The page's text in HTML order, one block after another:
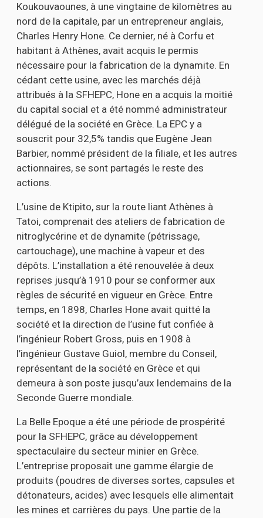
Koukouvaounes, à une vingtaine de kilomètres au
nord de la capitale, par un entrepreneur anglais,
Charles Henry Hone. Ce dernier, né à Corfu et
habitant à Athènes, avait acquis le permis
nécessaire pour la fabrication de la dynamite. En
cédant cette usine, avec les marchés déjà
attribués à la SFHEPC, Hone en a acquis la moitié
du capital social et a été nommé administrateur
délégué de la société en Grèce. La EPC y a
souscrit pour 32,5% tandis que Eugène Jean
Barbier, nommé président de la filiale, et les autres
actionnaires, se sont partagés le reste des
actions.
L’usine de Ktipito, sur la route liant Athènes à
Tatoi, comprenait des ateliers de fabrication de
nitroglycérine et de dynamite (pétrissage,
cartouchage), une machine à vapeur et des
dépôts. L’installation a été renouvelée à deux
reprises jusqu’à 1910 pour se conformer aux
règles de sécurité en vigueur en Grèce. Entre
temps, en 1898, Charles Hone avait quitté la
société et la direction de l’usine fut confiée à
l’ingénieur Robert Gross, puis en 1908 à
l’ingénieur Gustave Guiol, membre du Conseil,
représentant de la société en Grèce et qui
demeura à son poste jusqu’aux lendemains de la
Seconde Guerre mondiale.
La Belle Epoque a été une période de prospérité
pour la SFHEPC, grâce au développement
spectaculaire du secteur minier en Grèce.
L’entreprise proposait une gamme élargie de
produits (poudres de diverses sortes, capsules et
détonateurs, acides) avec lesquels elle alimentait
les mines et carrières du pays. Une partie de la